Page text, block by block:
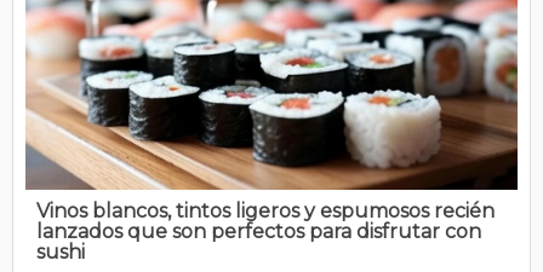
Vinos blancos, tintos ligeros y espumosos recién
lanzados que son perfectos para disfrutar con
sushi